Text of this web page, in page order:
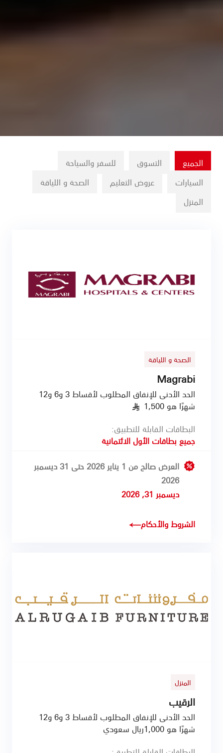
الجميع التسوق
للسفر والسياحة
السيارات
عروض التعليم
الصحة و اللياقة
المنزل
الصحة و اللياقة
Magrabi
الحد الأدنى للإنفاق المطلوب لأقساط 3 و6 و12
شهرًا هو 1,500
§
البطاقات القابلة للتطبيق:
جميع بطاقات الأول الائتمانية
العرض صالح من 1 يناير 2026 حتى 31 ديسمبر
2026
ديسمبر 31, 2026
الشروط والأحكام
المنزل
الرقيب
الحد الأدنى للإنفاق المطلوب لأقساط 3 و6 و12
شهرًا هو 1,000ريال سعودي